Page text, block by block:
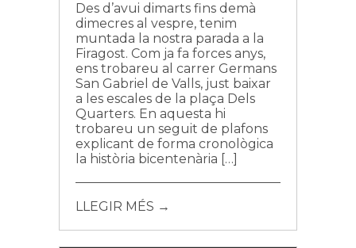
Des d’avui dimarts fins demà
dimecres al vespre, tenim
muntada la nostra parada a la
Firagost. Com ja fa forces anys,
ens trobareu al carrer Germans
San Gabriel de Valls, just baixar
a les escales de la plaça Dels
Quarters. En aquesta hi
trobareu un seguit de plafons
explicant de forma cronològica
la història bicentenària […]
LLEGIR MÉS →